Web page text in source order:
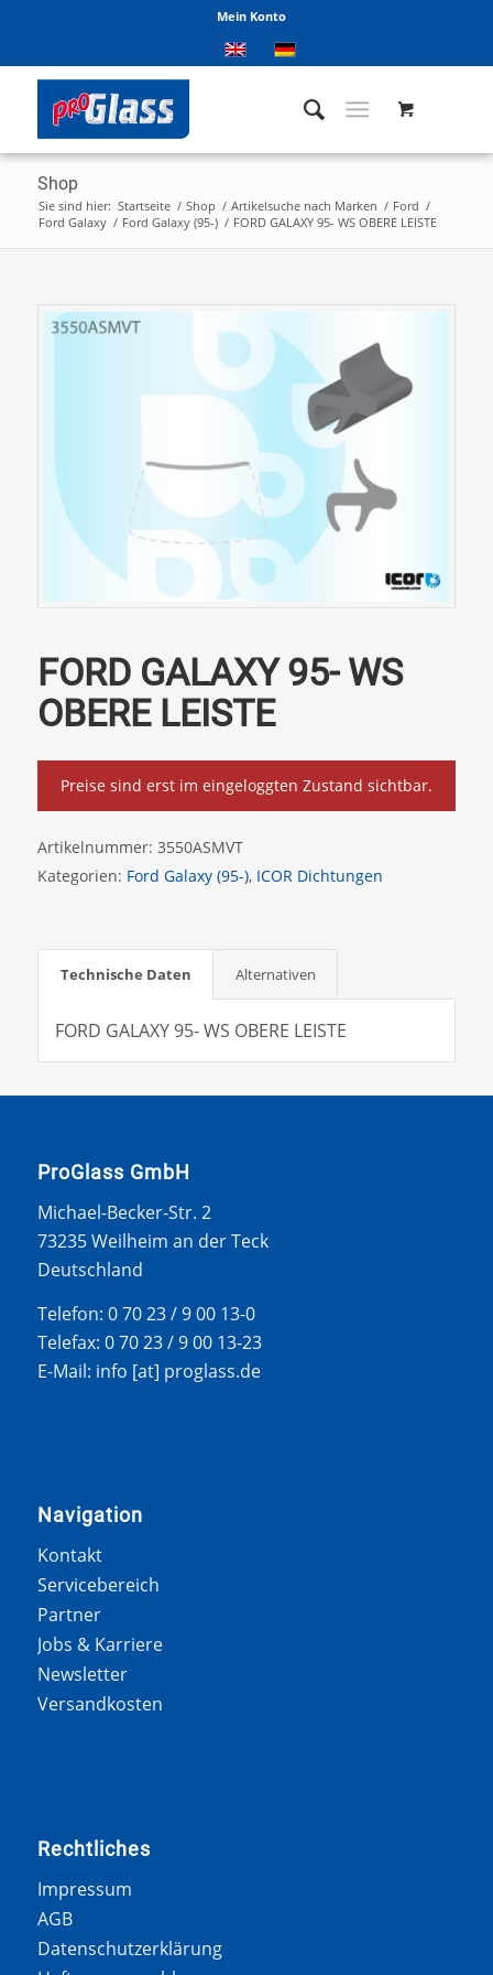
Mein Konto
Shop
Sie sind hier: Startseite / Shop / Artikelsuche nach Marken / Ford /
Ford Galaxy / Ford Galaxy (95-) / FORD GALAXY 95- WS OBERE LEISTE
FORD GALAXY 95- WS
OBERE LEISTE
Preise sind erst im eingeloggten Zustand sichtbar.
Artikelnummer: 3550ASMVT
Kategorien: Ford Galaxy (95-), ICOR Dichtungen
Technische Daten Alternativen
FORD GALAXY 95- WS OBERE LEISTE
ProGlass GmbH
Michael-Becker-Str. 2
73235 Weilheim an der Teck
Deutschland
Telefon: 0 70 23 / 9 00 13-0
Telefax: 0 70 23 / 9 00 13-23
E-Mail: info [at] proglass.de
Navigation
Kontakt
Servicebereich
Partner
Jobs & Karriere
Newsletter
Versandkosten
Rechtliches
Impressum
AGB
Datenschutzerklärung